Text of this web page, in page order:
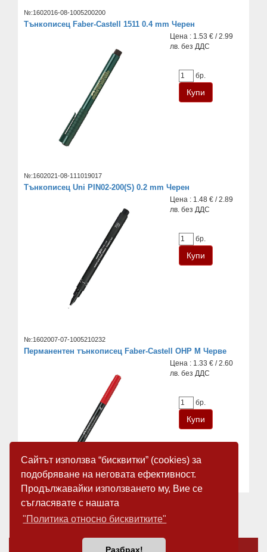
Сайтът използва “бисквитки” (cookies) за
подобряване на неговата ефективност.
Продължавайки използването му, Вие се
съгласявате с нашата
"Политика относно бисквитките"
Разбрах!
№:1602016-08-1005200200
Тънкописец Faber-Castell 1511 0.4 mm Черен
Цена : 1.53 € / 2.99
лв. без ДДС
бр.
№:1602021-08-111019017
Тънкописец Uni PIN02-200(S) 0.2 mm Черен
Цена : 1.48 € / 2.89
лв. без ДДС
бр.
№:1602007-07-1005210232
Перманентен тънкописец Faber-Castell OHP M Черве
Цена : 1.33 € / 2.60
лв. без ДДС
бр.
5
Новини